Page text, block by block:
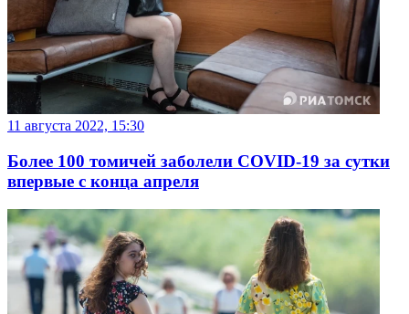
11 августа 2022, 15:30
Более 100 томичей заболели COVID-19 за сутки
впервые с конца апреля